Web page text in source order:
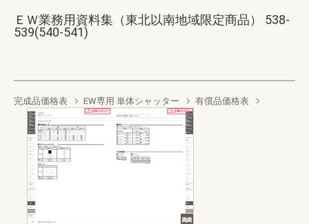
ＥＷ業務用資料集（東北以南地域限定商品） 538-
539(540-541)
完成品価格表 EW専用 単体シャッター 有償品価格表